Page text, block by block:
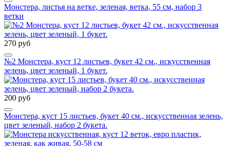
Монстера, листья на ветке, зеленая, ветка, 55 см, набор 3
ветки
270 руб
№2 Монстера, куст 12 листьев, букет 42 см., искусственная
зелень, цвет зеленый, 1 букет.
200 руб
Монстера, куст 15 листьев, букет 40 см., искусственная зелень,
цвет зеленый, набор 2 букета.